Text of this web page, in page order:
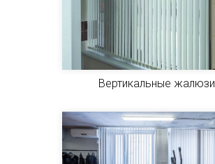
Вертикальные жалюзи